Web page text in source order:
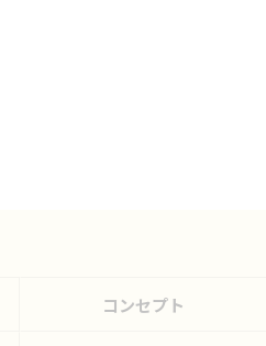
コンセプト